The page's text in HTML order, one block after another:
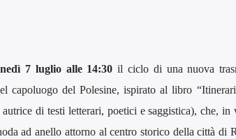
7 luglio alle 14:30 il ciclo di una nuova
capoluogo del Polesine, ispirato al libro
autrice di testi letterari, poetici e saggistica), che,
ad anello attorno al centro storico della città